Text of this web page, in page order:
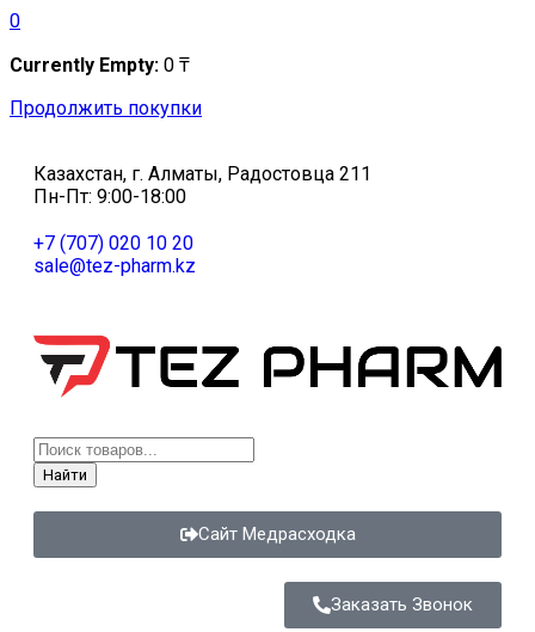
0
Currently Empty: 0 ₸
Продолжить покупки
Казахстан, г. Алматы, Радостовца 211
Пн-Пт: 9:00-18:00
+7 (707) 020 10 20
sale@tez-pharm.kz
Найти
Сайт Медрасходка
Заказать Звонок